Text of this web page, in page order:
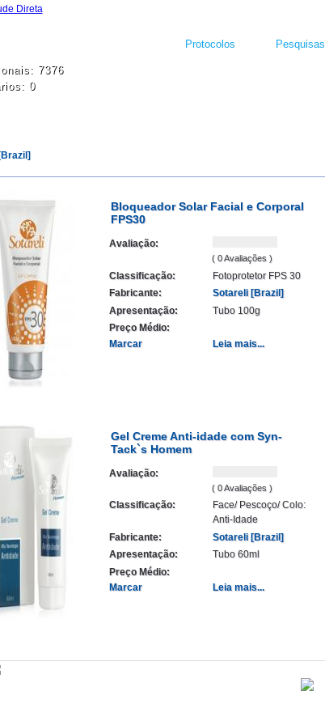
Protocolos Pesquisas
7376
0
Bloqueador Solar Facial e Corporal
FPS30
Avaliação:
( 0 Avaliações )
Classificação:
Fotoprotetor FPS 30
Fabricante:
Sotareli [Brazil]
Apresentação:
Tubo 100g
Preço Médio:
Marcar
Leia mais...
Gel Creme Anti-idade com Syn-
Tack`s Homem
Avaliação:
( 0 Avaliações )
Classificação:
Face/ Pescoço/ Colo:
Anti-Idade
Fabricante:
Sotareli [Brazil]
Apresentação:
Tubo 60ml
Preço Médio:
Marcar
Leia mais...